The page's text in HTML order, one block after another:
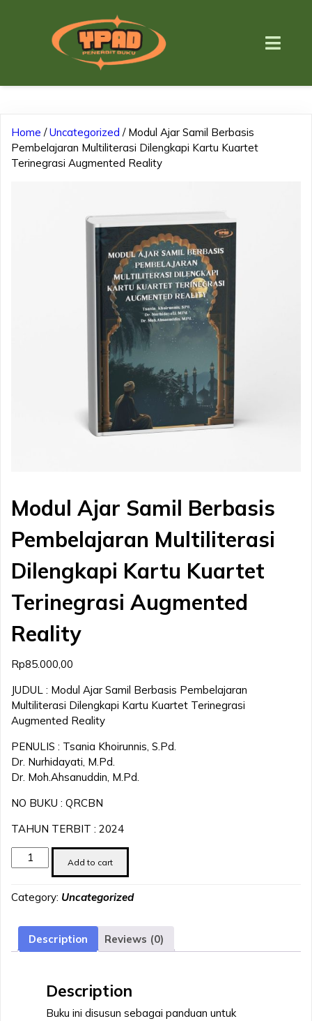
Home /Uncategorized / Modul Ajar Samil Berbasis
Pembelajaran Multiliterasi Dilengkapi Kartu Kuartet
Terinegrasi Augmented Reality
Modul Ajar Samil Berbasis
Pembelajaran Multiliterasi
Dilengkapi Kartu Kuartet
Terinegrasi Augmented
Reality
Rp85.000,00
JUDUL : Modul Ajar Samil Berbasis Pembelajaran
Multiliterasi Dilengkapi Kartu Kuartet Terinegrasi
Augmented Reality
PENULIS : Tsania Khoirunnis, S.Pd.
Dr. Nurhidayati, M.Pd.
Dr. Moh.Ahsanuddin, M.Pd.
NO BUKU : QRCBN
TAHUN TERBIT : 2024
Modul
Ajar
Berbasis
Multiliterasi
Dilengkapi
Terinegrasi
Augmented
Add to cart
Category: Uncategorized
Description Reviews (0)
Description
Buku ini disusun sebagai panduan untuk